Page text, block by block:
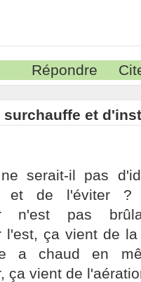
Répondre
surchauffe et
serait-il pas
et de l'éviter
n'est pas
l'est, ça vient de
a chaud en
ça vient de